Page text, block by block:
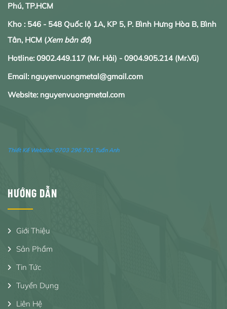
Phú, TP.HCM
Kho : 546 - 548 Quốc lộ 1A, KP 5, P. Bình Hưng Hòa B, Bình
Tân, HCM (Xem bản đồ)
Hotline: 0902.449.117 (Mr. Hải) - 0904.905.214(Mr.Vũ)
Email: nguyenvuongmetal@gmail.com
Website: nguyenvuongmetal.com
Thiết Kế Website: 0703 296 701 Tuấn Anh
HƯỚNG DẪN
Giới Thiệu
Sản Phẩm
Tin Tức
Tuyển Dụng
Liên Hệ